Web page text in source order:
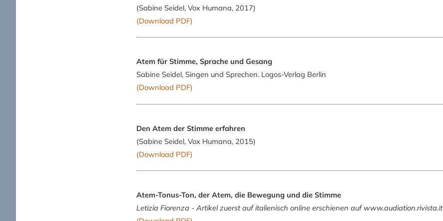
(Sabine Seidel, Vox Humana, 2017)
(Download PDF)
Atem für Stimme, Sprache und Gesang
Sabine Seidel, Singen und Sprechen. Logos-Verlag Berlin
(Download PDF)
Den Atem der Stimme erfahren
(Sabine Seidel, Vox Humana, 2015)
(Download PDF)
Atem-Tonus-Ton, der Atem, die Bewegung und die Stimme
Letizia Fiorenza - Artikel zuerst auf italienisch online erschienen auf www.audiation.rivista.it